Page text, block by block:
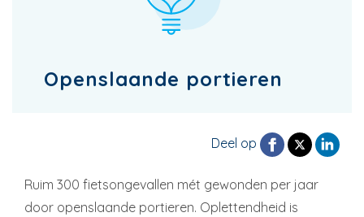
Openslaande portieren
Deel op
Ruim 300 fietsongevallen mét gewonden per jaar
door openslaande portieren. Oplettendheid is